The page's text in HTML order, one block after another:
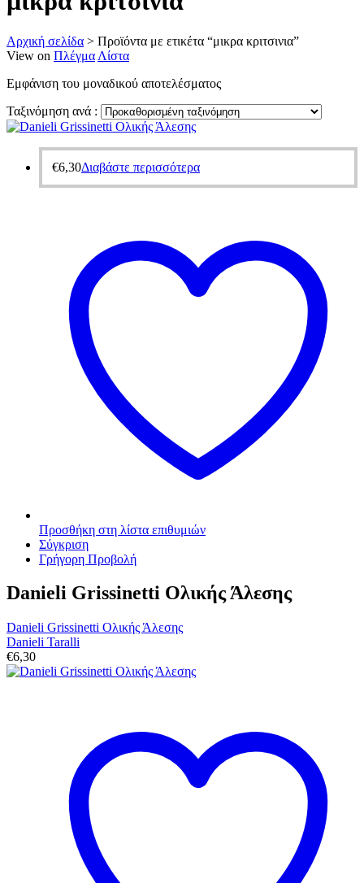
Αρχική σελίδα > Προϊόντα με ετικέτα “μικρα κριτσινια”
View on Πλέγμα Λίστα
Εμφάνιση του μοναδικού αποτελέσματος
Ταξινόμηση ανά :
€6,30Διαβάστε περισσότερα
Προσθήκη στη λίστα επιθυμιών
Σύγκριση
Γρήγορη Προβολή
Danieli Grissinetti Ολικής Άλεσης
Danieli Grissinetti Ολικής Άλεσης
Danieli Taralli
€6,30